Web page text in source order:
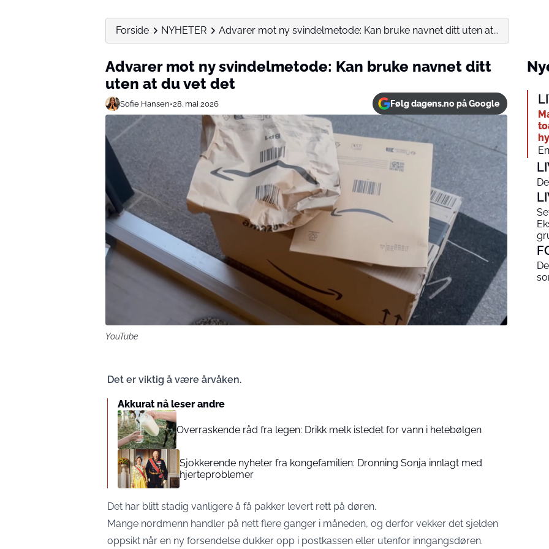
Forside NYHETER Advarer mot ny svindelmetode: Kan bruke navnet ditt uten at...
Advarer mot ny svindelmetode: Kan bruke navnet ditt
uten at du vet det
Sofie Hansen•28. mai 2026 Følg dagens.no på Google
YouTube
Det er viktig å være årvåken.
Akkurat nå leser andre
Overraskende råd fra legen: Drikk melk istedet for vann i hetebølgen
Sjokkerende nyheter fra kongefamilien: Dronning Sonja innlagt med
hjerteproblemer
Det har blitt stadig vanligere å få pakker levert rett på døren.
Mange nordmenn handler på nett flere ganger i måneden, og derfor vekker det sjelden
oppsikt når en ny forsendelse dukker opp i postkassen eller utenfor inngangsdøren.